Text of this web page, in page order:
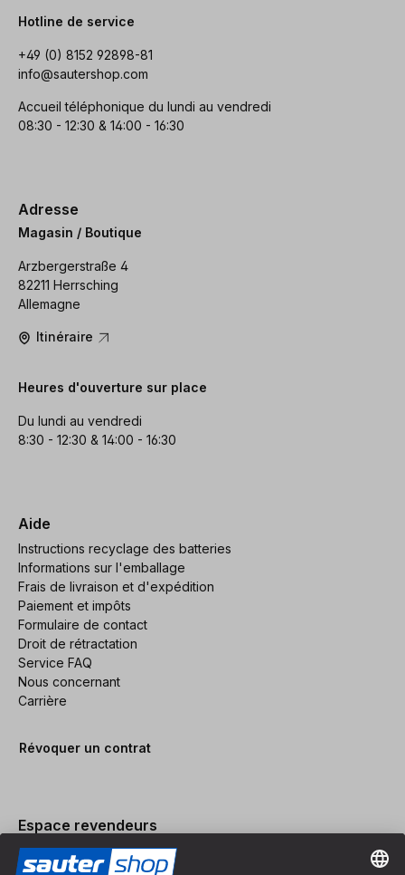
Hotline de service
+49 (0) 8152 92898-81
info@sautershop.com
Accueil téléphonique du lundi au vendredi
08:30 - 12:30 & 14:00 - 16:30
Adresse
Magasin / Boutique
Arzbergerstraße 4
82211 Herrsching
Allemagne
Itinéraire
Heures d'ouverture sur place
Du lundi au vendredi
8:30 - 12:30 & 14:00 - 16:30
Aide
Instructions recyclage des batteries
Informations sur l'emballage
Frais de livraison et d'expédition
Paiement et impôts
Formulaire de contact
Droit de rétractation
Service FAQ
Nous concernant
Carrière
Révoquer un contrat
Espace revendeurs
Devenir revendeur